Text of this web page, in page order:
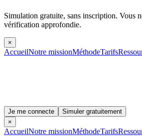
Simulation gratuite, sans inscription. Vous
vérification approfondie.
×
AccueilNotre missionMéthodeTarifs
Je me connecte
Simuler gratuitement
×
AccueilNotre missionMéthodeTarifs